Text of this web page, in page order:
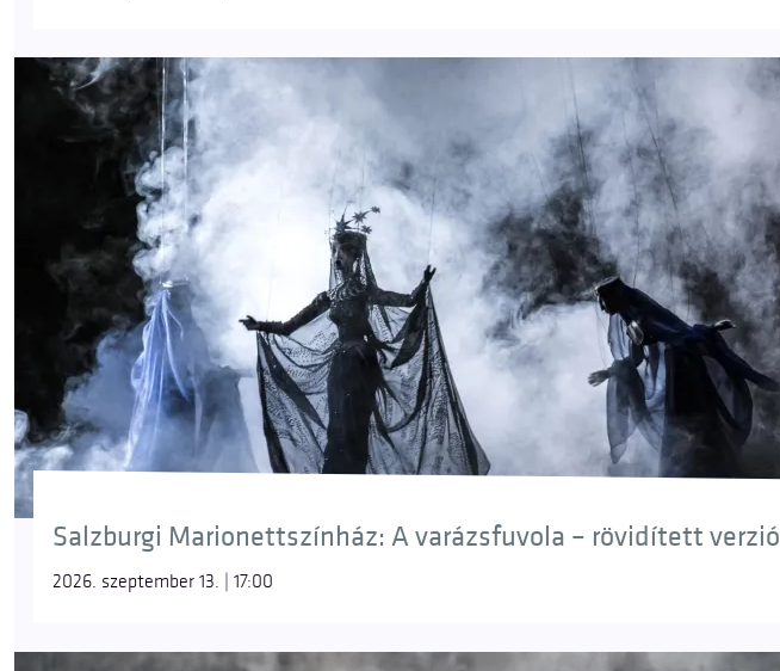
Salzburgi Marionettszínház: A varázsfuvola – rövidített verzió
2026. szeptember 13. | 17:00